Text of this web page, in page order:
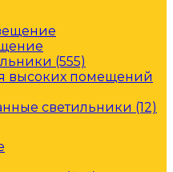
(555)
высоких помещений
светильники (12)